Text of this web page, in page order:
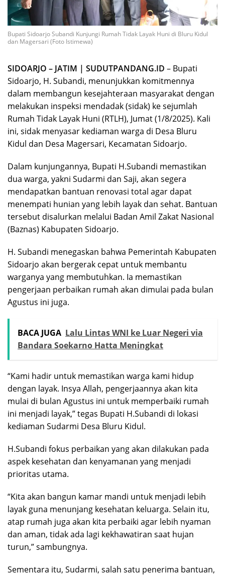
Bupati Sidoarjo Subandi Kunjungi Rumah Tidak Layak Huni di Bluru Kidul
dan Magersari (Foto Istimewa)
SIDOARJO – JATIM | SUDUTPANDANG.ID – Bupati
Sidoarjo, H. Subandi, menunjukkan komitmennya
dalam membangun kesejahteraan masyarakat dengan
melakukan inspeksi mendadak (sidak) ke sejumlah
Rumah Tidak Layak Huni (RTLH), Jumat (1/8/2025). Kali
ini, sidak menyasar kediaman warga di Desa Bluru
Kidul dan Desa Magersari, Kecamatan Sidoarjo.
Dalam kunjungannya, Bupati H.Subandi memastikan
dua warga, yakni Sudarmi dan Saji, akan segera
mendapatkan bantuan renovasi total agar dapat
menempati hunian yang lebih layak dan sehat. Bantuan
tersebut disalurkan melalui Badan Amil Zakat Nasional
(Baznas) Kabupaten Sidoarjo.
H. Subandi menegaskan bahwa Pemerintah Kabupaten
Sidoarjo akan bergerak cepat untuk membantu
warganya yang membutuhkan. Ia memastikan
pengerjaan perbaikan rumah akan dimulai pada bulan
Agustus ini juga.
BACA JUGA Lalu Lintas WNI ke Luar Negeri via
Bandara Soekarno Hatta Meningkat
“Kami hadir untuk memastikan warga kami hidup
dengan layak. Insya Allah, pengerjaannya akan kita
mulai di bulan Agustus ini untuk memperbaiki rumah
ini menjadi layak,” tegas Bupati H.Subandi di lokasi
kediaman Sudarmi Desa Bluru Kidul.
H.Subandi fokus perbaikan yang akan dilakukan pada
aspek kesehatan dan kenyamanan yang menjadi
prioritas utama.
“Kita akan bangun kamar mandi untuk menjadi lebih
layak guna menunjang kesehatan keluarga. Selain itu,
atap rumah juga akan kita perbaiki agar lebih nyaman
dan aman, tidak ada lagi kekhawatiran saat hujan
turun,” sambungnya.
Sementara itu, Sudarmi, salah satu penerima bantuan,